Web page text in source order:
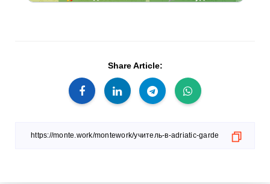
Share Article: